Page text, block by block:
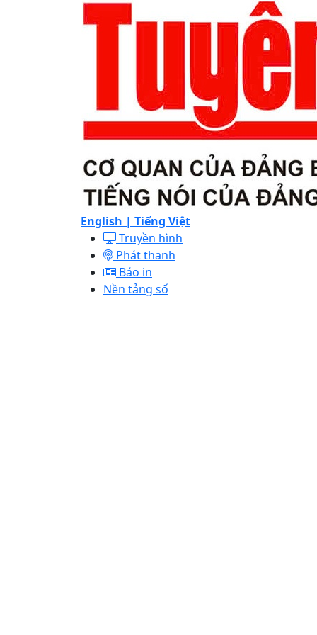
English | Tiếng Việt
Truyền hình
Phát thanh
Báo in
Nền tảng số